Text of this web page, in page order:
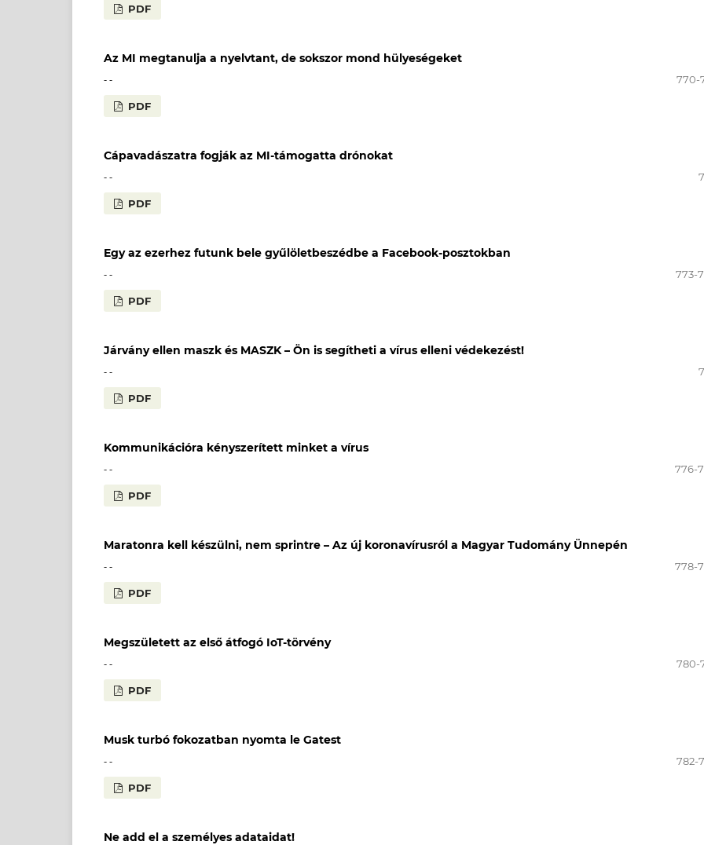
PDF
Az MI megtanulja a nyelvtant, de sokszor mond hülyeségeket
- -
770-
PDF
Cápavadászatra fogják az MI-támogatta drónokat
- -
PDF
Egy az ezerhez futunk bele gyűlöletbeszédbe a Facebook-posztokban
- -
773-
PDF
Járvány ellen maszk és MASZK – Ön is segítheti a vírus elleni védekezést!
- -
PDF
Kommunikációra kényszerített minket a vírus
- -
776-
PDF
Maratonra kell készülni, nem sprintre – Az új koronavírusról a Magyar Tudomány Ünnepén
- -
778-
PDF
Megszületett az első átfogó IoT-törvény
- -
780-
PDF
Musk turbó fokozatban nyomta le Gatest
- -
782-
PDF
Ne add el a személyes adataidat!